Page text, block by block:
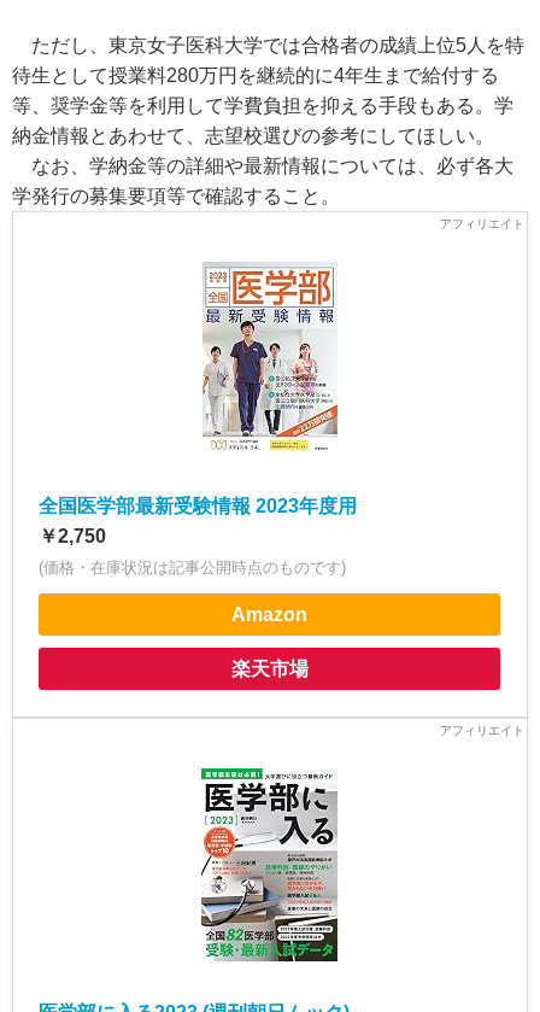
ただし、東京女子医科大学では合格者の成績上位5人を特
待生として授業料280万円を継続的に4年生まで給付する
等、奨学金等を利用して学費負担を抑える手段もある。学
納金情報とあわせて、志望校選びの参考にしてほしい。
なお、学納金等の詳細や最新情報については、必ず各大
学発行の募集要項等で確認すること。
全国医学部最新受験情報 2023年度用
￥2,750
(価格・在庫状況は記事公開時点のものです)
Amazon
楽天市場